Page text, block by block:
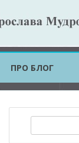
ПРО БЛОГ